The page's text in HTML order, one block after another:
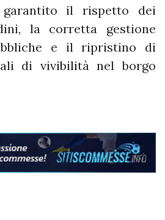
garantito il rispetto dei
la corretta gestione
e il ripristino di
di vivibilità nel borgo